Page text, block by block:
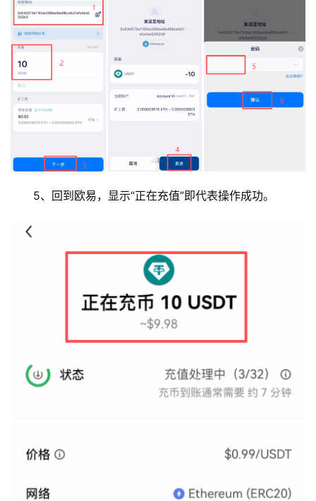
5、回到欧易，显示“正在充值”即代表操作成功。